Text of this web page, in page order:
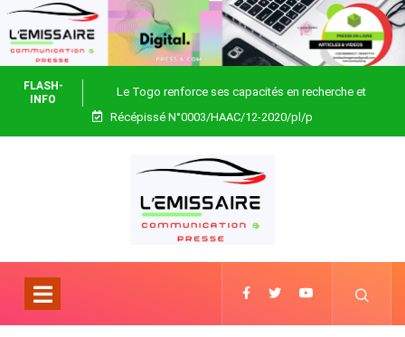
FLASH-
INFO
Le Togo renforce ses capacités en recherche et
biotechnologie
Récépissé N°0003/HAAC/12-2020/pl/p